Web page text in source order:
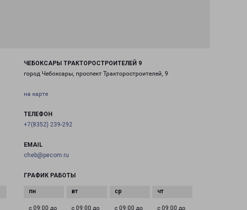
ЧЕБОКСАРЫ ТРАКТОРОСТРОИТЕЛЕЙ 9
город Чебоксары, проспект Тракторостроителей, 9
на карте
ТЕЛЕФОН
+7(8352) 239-292
EMAIL
cheb@pecom.ru
ГРАФИК РАБОТЫ
с 09:00 до с 09:00 до с 09:00 до с 09:00 до